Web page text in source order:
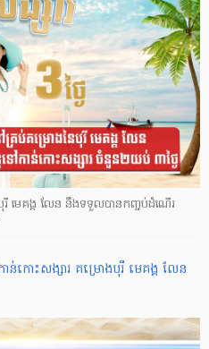
មេគង្គ លែន នឹងទទួលបានកញ្ចប់ដំណើរ
ន់កោះសង្សារ គម្រោងបុរី មេគង្គ លែន